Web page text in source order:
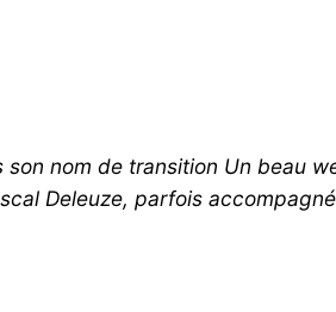
nom de transition Un beau
Deleuze, parfois